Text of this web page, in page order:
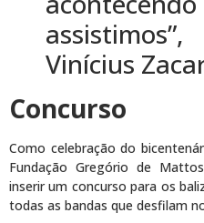
Vinícius
Concurso
Como celebração do
Fundação Gregório de
inserir um concurso para os
todas as bandas que desfilam